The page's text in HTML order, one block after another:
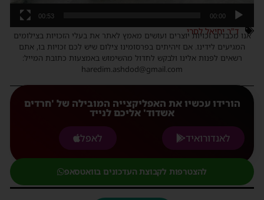
00:00
00:53
ד"ר יחיאל לסרי
אנו מכבדים זכויות יוצרים ועושים מאמץ לאתר את בעלי הזכויות בצילומים
המגיעים לידינו. אם זיהיתים בפרסומינו צילום שיש לכם זכויות בו, אתם
רשאים לפנות אלינו ולבקש לחדול מהשימוש באמצעות כתובת המייל:
haredim.ashdod@gmail.com
הורידו עכשיו את האפליקצייה המובילה של 'חרדים
אשדוד' אליכם לנייד
לאנדורואיד
לאפל
להצטרפות לקבוצת העדכונים בוואטסאפ